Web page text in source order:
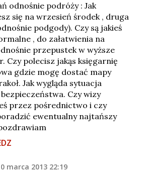
odnośnie podróży : Jak
się na wrzesień środek , druga
podgody). Czy są jakieś
, do załatwienia na
przepustek w wyższe
Czy polecisz jakąs księgarnię
gdzie mogę dostać mapy
Jak wygląda sytuacja
Czy wizy
przez pośrednictwo i czy
ewentualny najtańszy
marca 2013 22:19